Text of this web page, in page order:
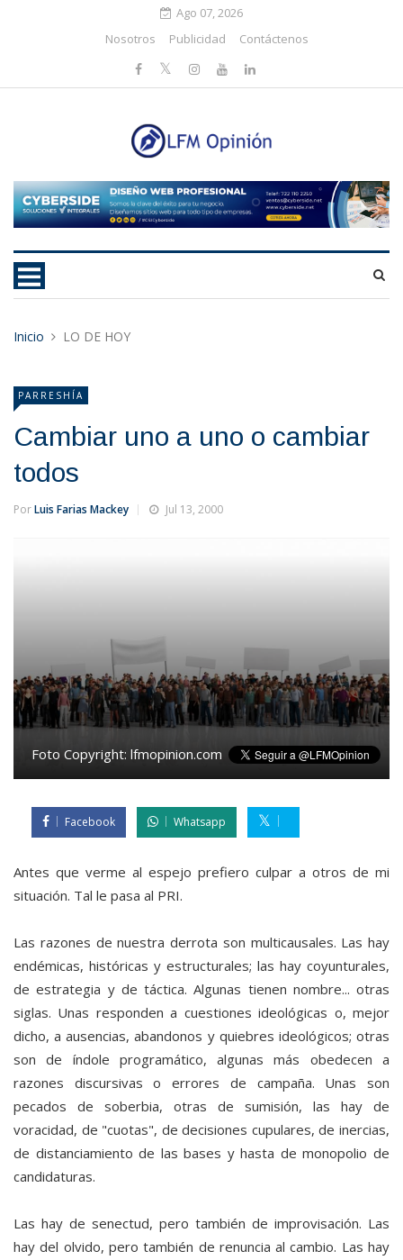
Ago 07, 2026
Nosotros
Publicidad Contáctenos
Inicio LO DE HOY
PARRESHÍA
Cambiar uno a uno o cambiar
todos
PorLuis Farias Mackey Jul 13, 2000
Foto Copyright: lfmopinion.com
Facebook Whatsapp
Antes que verme al espejo prefiero culpar a otros de mi
situación. Tal le pasa al PRI.
Las razones de nuestra derrota son multicausales. Las hay
endémicas, históricas y estructurales; las hay coyunturales,
de estrategia y de táctica. Algunas tienen nombre... otras
siglas. Unas responden a cuestiones ideológicas o, mejor
dicho, a ausencias, abandonos y quiebres ideológicos; otras
son de índole programático, algunas más obedecen a
razones discursivas o errores de campaña. Unas son
pecados de soberbia, otras de sumisión, las hay de
voracidad, de "cuotas", de decisiones cupulares, de inercias,
de distanciamiento de las bases y hasta de monopolio de
candidaturas.
Las hay de senectud, pero también de improvisación. Las
hay del olvido, pero también de renuncia al cambio. Las hay